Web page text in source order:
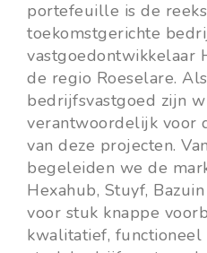
portefeuille is de
toekomstgerichte
vastgoedontwikkelaar
de regio Roeselare.
bedrijfsvastgoed zijn
verantwoordelijk voor
van deze projecten.
begeleiden we de
Hexahub, Stuyf,
voor stuk knappe
kwalitatief, functioneel